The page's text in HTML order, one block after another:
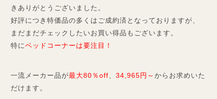
きありがとうございました。
好評につき特価品の多くはご成約済となっておりますが、
まだまだチェックしたいお買い得品もございます。
特にベッドコーナーは要注目！
一流メーカー品が最大80％off 、34,965円～からお求めいた
だけます。